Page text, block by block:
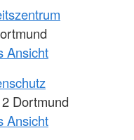
Ansicht
Dortmund
Ansicht